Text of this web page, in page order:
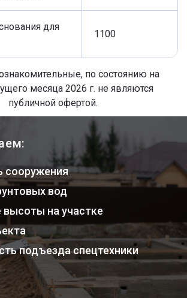
для
1100
по состоянию на
месяца 2026 г. не являются
публичной офертой.
сооружения
вод
высоты на участке
подъезда спецтехники